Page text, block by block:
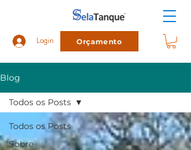
Login Orçamento
Blog
Todos os Posts
Sobre
Todos os Posts